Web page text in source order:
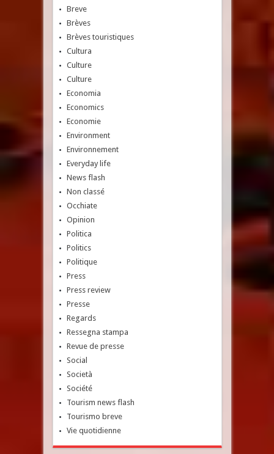
Breve
Brèves
Brèves touristiques
Cultura
Culture
Culture
Economia
Economics
Economie
Environment
Environnement
Everyday life
News flash
Non classé
Occhiate
Opinion
Politica
Politics
Politique
Press
Press review
Presse
Regards
Ressegna stampa
Revue de presse
Social
Società
Société
Tourism news flash
Tourismo breve
Vie quotidienne